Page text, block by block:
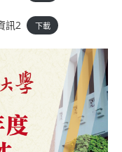
訊2 下載